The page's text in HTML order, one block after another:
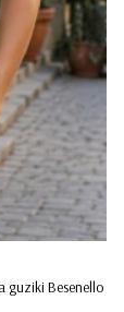
guziki Besenello